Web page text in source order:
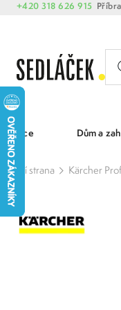
+420 318 626 915
Akce Dům a
Hlavní strana Kärcher